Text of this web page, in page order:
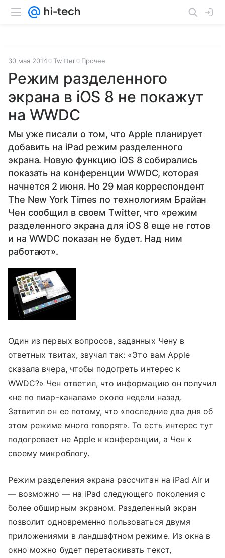
30 мая 2014 Twitter Прочее
Режим разделенного
экрана в iOS 8 не покажут
на WWDC
Мы уже писали о том, что Apple планирует
добавить на iPad режим разделенного
экрана. Новую функцию iOS 8 собирались
показать на конференции WWDC, которая
начнется 2 июня. Но 29 мая корреспондент
The New York Times по технологиям Брайан
Чен сообщил в своем Twitter, что «режим
разделенного экрана для iOS 8 еще не готов
и на WWDC показан не будет. Над ним
работают».
Один из первых вопросов, заданных Чену в
ответных твитах, звучал так: «Это вам Apple
сказала вчера, чтобы подогреть интерес к
WWDC?» Чен ответил, что информацию он получил
«не по пиар-каналам» около недели назад.
Затвитил он ее потому, что «последние два дня об
этом режиме много говорят». То есть интерес тут
подогревает не Apple к конференции, а Чен к
своему микроблогу.
Режим разделения экрана рассчитан на iPad Air и
— возможно — на iPad следующего поколения с
более обширным экраном. Разделенный экран
позволит одновременно пользоваться двумя
приложениями в ландшафтном режиме. Из окна в
окно можно будет перетаскивать текст,